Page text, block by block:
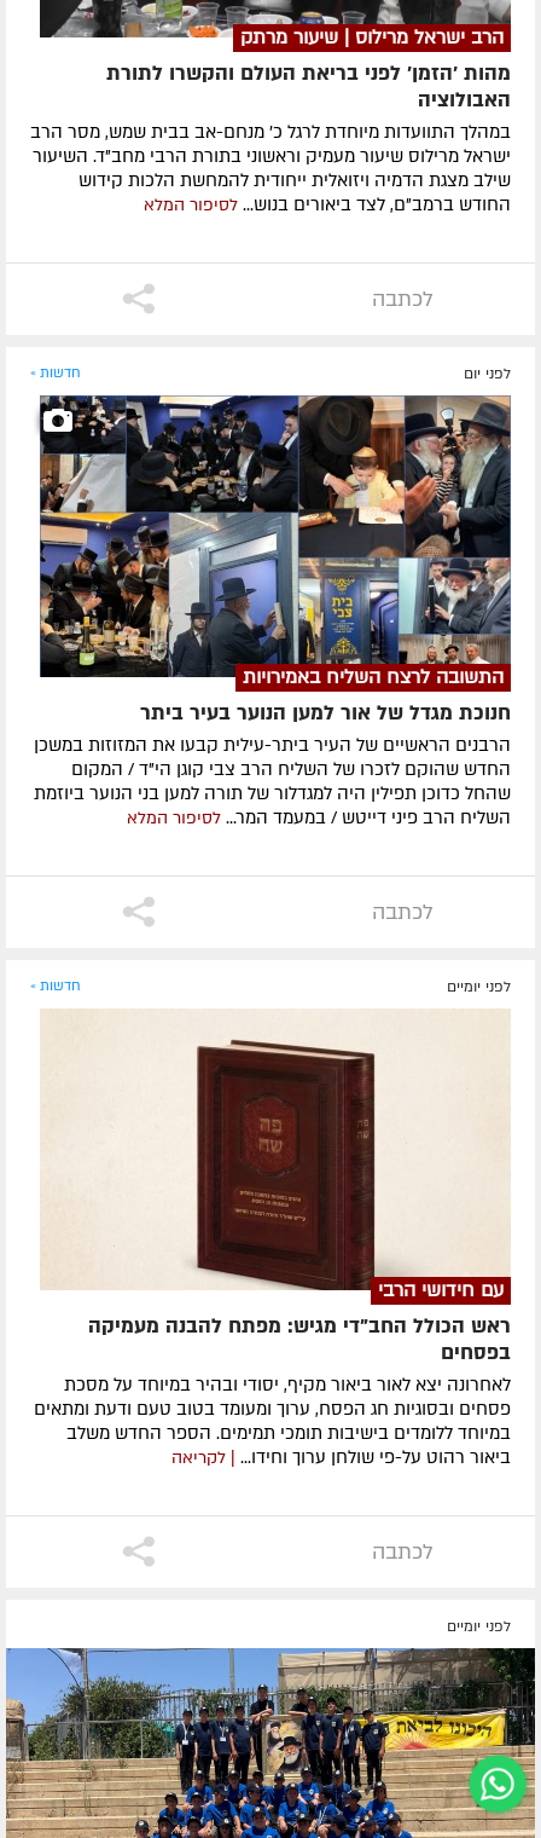
הרב ישראל מרילוס | שיעור מרתק
מהות 'הזמן' לפני בריאת העולם והקשרו לתורת
האבולוציה
במהלך התוועדות מיוחדת לרגל כ' מנחם-אב בבית שמש, מסר הרב
ישראל מרילוס שיעור מעמיק וראשוני בתורת הרבי מחב"ד. השיעור
שילב מצגת הדמיה ויזואלית ייחודית להמחשת הלכות קידוש
החודש ברמב"ם, לצד ביאורים בנוש... לסיפור המלא
לכתבה
לפני יום חדשות »
התשובה לרצח השליח באמירויות
חנוכת מגדל של אור למען הנוער בעיר ביתר
הרבנים הראשיים של העיר ביתר-עילית קבעו את המזוזות במשכן
החדש שהוקם לזכרו של השליח הרב צבי קוגן הי"ד / המקום
שהחל כדוכן תפילין היה למגדלור של תורה למען בני הנוער ביוזמת
השליח הרב פיני דייטש / במעמד המר... לסיפור המלא
לכתבה
לפני יומיים חדשות »
עם חידושי הרבי
ראש הכולל החב"די מגיש: מפתח להבנה מעמיקה
בפסחים
לאחרונה ​יצא לאור ביאור מקיף, יסודי ובהיר במיוחד על מסכת
פסחים ובסוגיות חג הפסח, ערוך ומעומד בטוב טעם ודעת ומתאים
במיוחד ללומדים בישיבות תומכי תמימים. ​הספר החדש משלב
ביאור רהוט על-פי שולחן ערוך וחידו... | לקריאה
לכתבה
לפני יומיים